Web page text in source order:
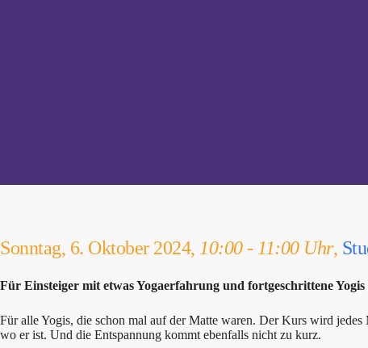
Sonntag, 6. Oktober 2024, 10:00 - 11:00 Uhr,
Für Einsteiger mit etwas Yogaerfahrung und fortgeschrittene Yogis
Für alle Yogis, die schon mal auf der Matte waren. Der Kurs wird
wo er ist. Und die Entspannung kommt ebenfalls nicht zu kurz.